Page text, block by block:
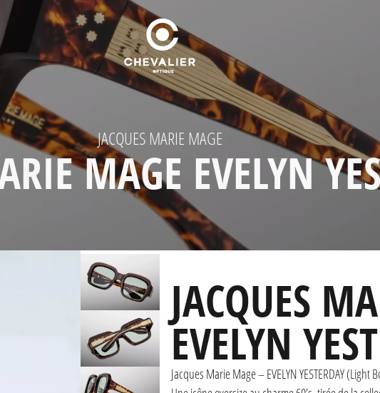
JACQUES MARIE MAGE
MAGE EVELYN
JACQUES
EVELYN
Jacques Marie Mage – EVELYN YESTERDAY (Light